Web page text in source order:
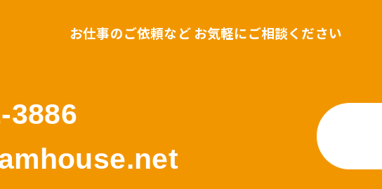
お仕事のご依頼など お気軽にご相談ください
3886